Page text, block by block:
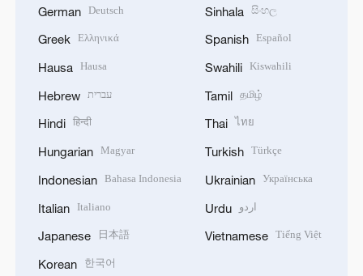
German Deutsch
Greek Ελληνικά
Hausa Hausa
Hebrew עברית
Hindi हिन्दी
Hungarian Magyar
Indonesian Bahasa Indonesia
Italian Italiano
Japanese 日本語
Korean 한국어
Sinhala සිංහල
Spanish Español
Swahili Kiswahili
Tamil தமிழ்
Thai ไทย
Turkish Türkçe
Ukrainian Українська
Urdu اردو
Vietnamese Tiếng Việt